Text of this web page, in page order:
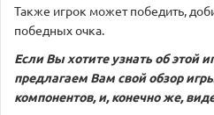
Также игрок может победить,
победных очка.
Если Вы хотите узнать об этой
предлагаем Вам свой обзор
компонентов, и, конечно же,